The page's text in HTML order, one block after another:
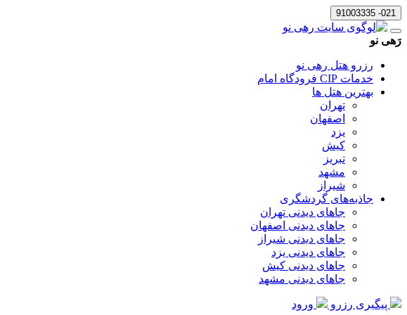
021- 91003335
رَهی نو
رزرو هتل رهی نو
خدمات CIP فرودگاه امام
بهترین هتل ها
تهران
اصفهان
یزد
کیش
تبریز
مشهد
شیراز
جاذبه‌های گردشگری
جاهای دیدنی تهران
جاهای دیدنی اصفهان
جاهای دیدنی شیراز
جاهای دیدنی یزد
جاهای دیدنی کیش
جاهای دیدنی مشهد
پیگیری رزرو ورود